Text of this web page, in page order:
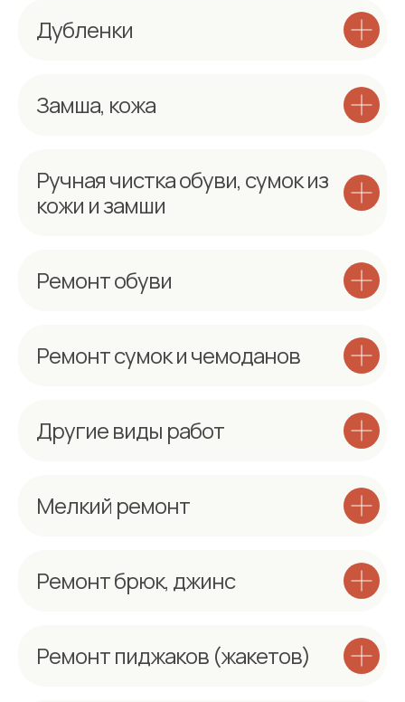
Дубленки
Замша, кожа
Ручная чистка обуви, сумок из
кожи и замши
Ремонт обуви
Ремонт сумок и чемоданов
Другие виды работ
Мелкий ремонт
Ремонт брюк, джинс
Ремонт пиджаков (жакетов)